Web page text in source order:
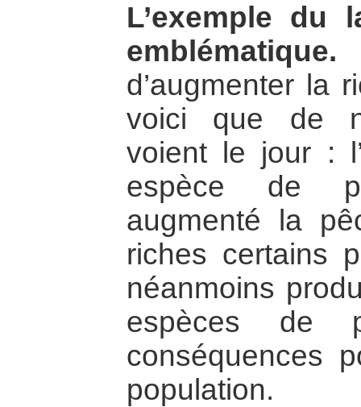
L’exemple du
emblématique.
d’augmenter la
voici que de
voient le jour :
espèce de
augmenté la
riches certains
néanmoins
espèces de
conséquences
population.